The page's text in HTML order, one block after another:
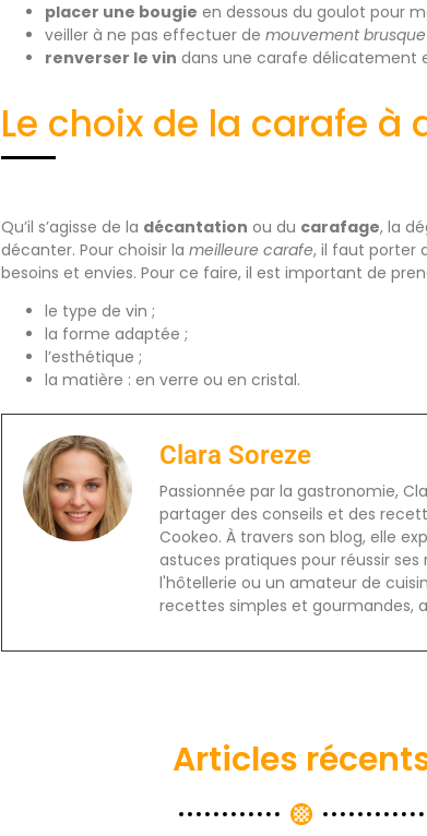
placer une bougie en dessous du goulot pour
veiller à ne pas effectuer de mouvement brusque
renverser le vin dans une carafe délicatement
Le choix de la carafe à
Qu’il s’agisse de la décantation ou du carafage, la
décanter. Pour choisir la meilleure carafe, il faut porter
besoins et envies. Pour ce faire, il est important de
le type de vin ;
la forme adaptée ;
l’esthétique ;
la matière : en verre ou en cristal.
Clara Soreze
Passionnée par la gastronomie,
partager des conseils et des
Cookeo. À travers son blog, elle
astuces pratiques pour réussir
l'hôtellerie ou un amateur de
recettes simples et gourmandes,
Articles